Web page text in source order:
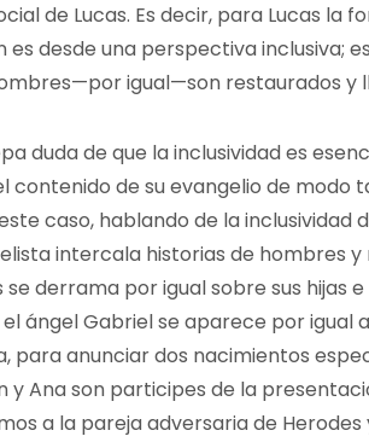
de Lucas. Es decir, para Lucas la
es desde una perspectiva inclusiva;
igual—son restaurados y
duda de que la inclusividad es
contenido de su evangelio de modo
caso, hablando de la inclusividad
intercala historias de hombres
se derrama por igual sobre sus hijas
ángel Gabriel se aparece por igual
para anunciar dos nacimientos
y Ana son participes de la
a la pareja adversaria de Herodes